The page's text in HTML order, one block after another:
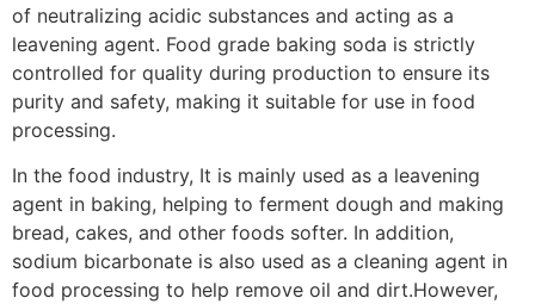
of neutralizing acidic substances and acting as a
leavening agent. Food grade baking soda is strictly
controlled for quality during production to ensure its
purity and safety, making it suitable for use in food
processing.
In the food industry, It is mainly used as a leavening
agent in baking, helping to ferment dough and making
bread, cakes, and other foods softer. In addition,
sodium bicarbonate is also used as a cleaning agent in
food processing to help remove oil and dirt.However,